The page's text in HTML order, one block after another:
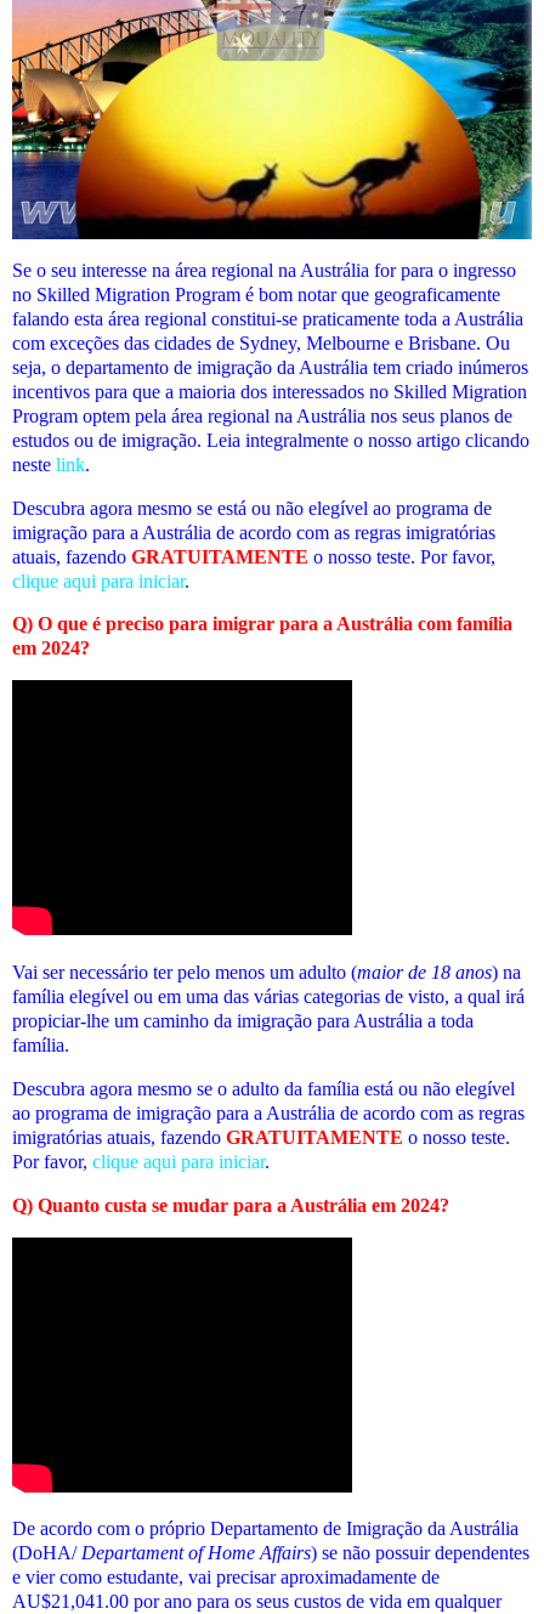
Se o seu interesse na área regional na Austrália for para o ingresso
no Skilled Migration Program é bom notar que geograficamente
falando esta área regional constitui-se praticamente toda a Austrália
com exceções das cidades de Sydney, Melbourne e Brisbane. Ou
seja, o departamento de imigração da Austrália tem criado inúmeros
incentivos para que a maioria dos interessados no Skilled Migration
Program optem pela área regional na Austrália nos seus planos de
estudos ou de imigração. Leia integralmente o nosso artigo clicando
neste link.
Descubra agora mesmo se está ou não elegível ao programa de
imigração para a Austrália de acordo com as regras imigratórias
atuais, fazendo GRATUITAMENTE o nosso teste. Por favor,
clique aqui para iniciar.
Q) O que é preciso para imigrar para a Austrália com família
em 2024?
Vai ser necessário ter pelo menos um adulto (maior de 18 anos) na
família elegível ou em uma das várias categorias de visto, a qual irá
propiciar-lhe um caminho da imigração para Austrália a toda
família.
Descubra agora mesmo se o adulto da família está ou não elegível
ao programa de imigração para a Austrália de acordo com as regras
imigratórias atuais, fazendo GRATUITAMENTE o nosso teste.
Por favor, clique aqui para iniciar.
Q) Quanto custa se mudar para a Austrália em 2024?
De acordo com o próprio Departamento de Imigração da Austrália
(DoHA/Departament of Home Affairs) se não possuir dependentes
e vier como estudante, vai precisar aproximadamente de
AU$21,041.00 por ano para os seus custos de vida em qualquer